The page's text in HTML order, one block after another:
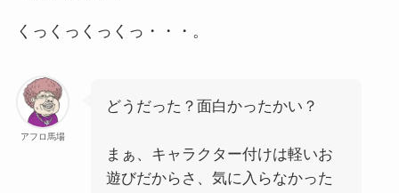
くっくっくっくっ・・・。
アフロ馬場
どうだった？面白かったかい？
まぁ、キャラクター付けは軽いお
遊びだからさ、気に入らなかった